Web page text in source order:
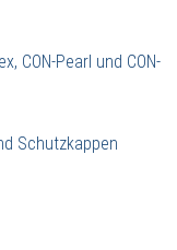
CON-Pearl und CON-
Schutzkappen